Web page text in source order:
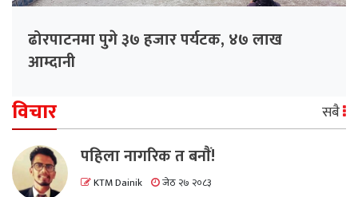
ढोरपाटनमा पुगे ३७ हजार पर्यटक, ४७ लाख
आम्दानी
विचार सबै
पहिला नागरिक त बनाैं!
KTM Dainik जेठ २७ २०८३